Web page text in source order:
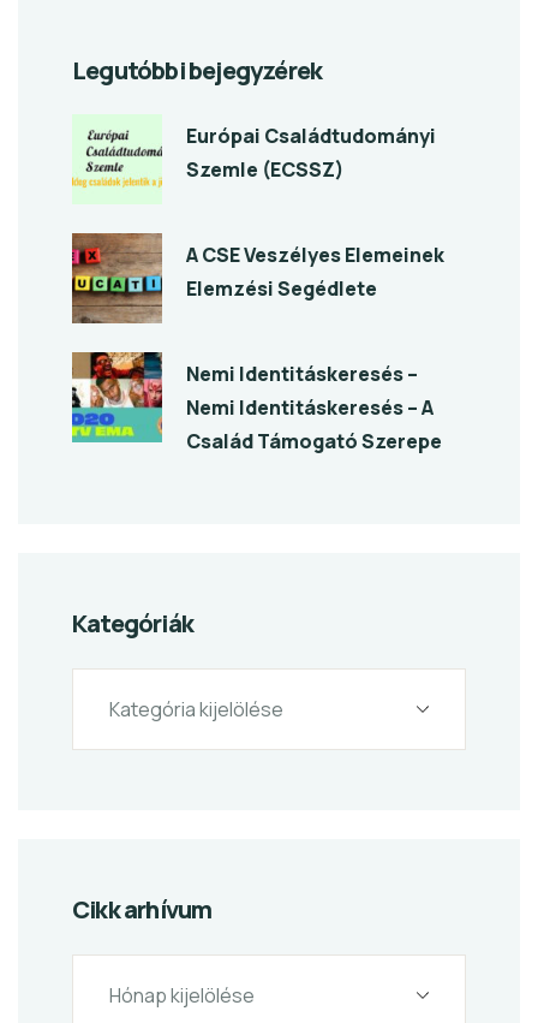
Legutóbbi bejegyzérek
Európai Családtudományi
Szemle (ECSSZ)
A CSE Veszélyes Elemeinek
Elemzési Segédlete
Nemi Identitáskeresés –
Nemi Identitáskeresés – A
Család Támogató Szerepe
Kategóriák
Cikk arhívum